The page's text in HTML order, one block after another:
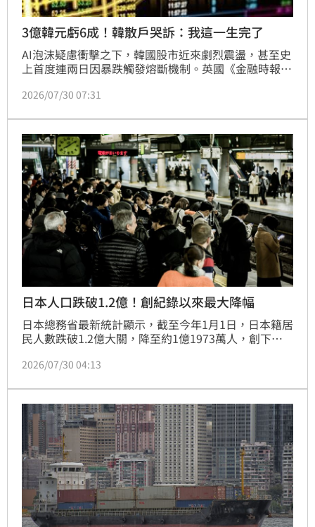
3億韓元虧6成！韓散戶哭訴：我這一生完了
AI泡沫疑慮衝擊之下，韓國股市近來劇烈震盪，甚至史
上首度連兩日因暴跌觸發熔斷機制。英國《金融時報》
「 Tiger SK海力士單股槓桿ETF」崩跌65%，「不知這
呼：「我這一生完了，感覺沒有逃離的出路。」
2026/07/30 07:31
日本人口跌破1.2億！創紀錄以來最大降幅
日本總務省最新統計顯示，截至今年1月1日，日本籍居
民人數跌破1.2億大關，降至約1億1973萬人，創下歷
與高齡化影響，除東京都外，全國46個都道府縣人口皆
破403萬人創下歷史新高。隨著疫情後國際移動恢復及
勞動力需求增加，日本人口結構正經歷劇烈變動。專家
指出，日本長期面臨的人口減少與結構性危機持續惡
化，不僅挑戰社會福利體系，也反映出日本面臨嚴峻的
經濟與社會轉型壓力，外國移工已成為支撐當地經濟發
展不可或缺的關鍵力量。
2026/07/30 04:13